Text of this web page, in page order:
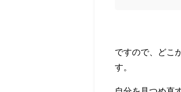
ですので、どこ
す。